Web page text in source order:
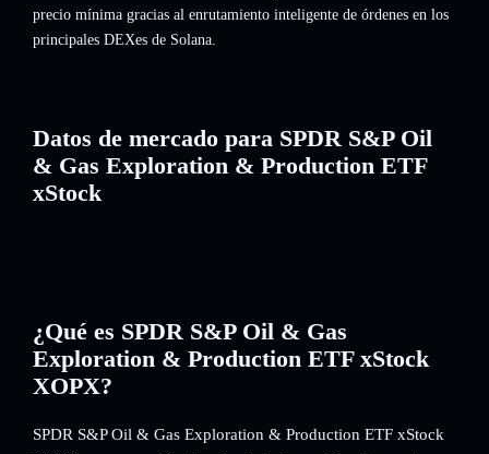
precio mínima gracias al enrutamiento inteligente de órdenes en los
principales DEXes de Solana.
Datos de mercado para SPDR S&P Oil
& Gas Exploration & Production ETF
xStock
¿Qué es SPDR S&P Oil & Gas
Exploration & Production ETF xStock
XOPX?
SPDR S&P Oil & Gas Exploration & Production ETF xStock